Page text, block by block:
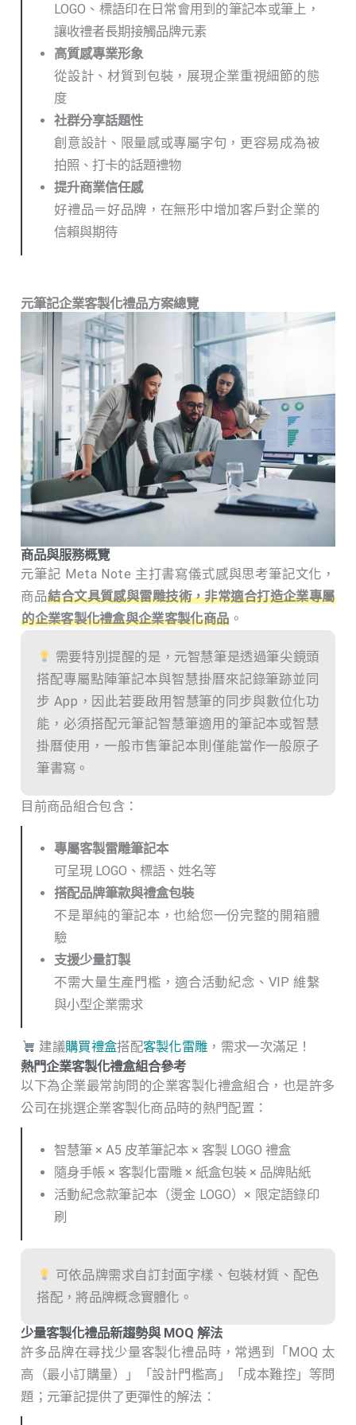
LOGO、標語印在日常會用到的筆記本或筆上，
讓收禮者長期接觸品牌元素
高質感專業形象
從設計、材質到包裝，展現企業重視細節的態
度
社群分享話題性
創意設計、限量感或專屬字句，更容易成為被
拍照、打卡的話題禮物
提升商業信任感
好禮品＝好品牌，在無形中增加客戶對企業的
信賴與期待
元筆記企業客製化禮品方案總覽
商品與服務概覽
元筆記 Meta Note 主打書寫儀式感與思考筆記文化，
商品結合文具質感與雷雕技術，非常適合打造企業專屬
的企業客製化禮盒與企業客製化商品 。
需要特別提醒的是，元智慧筆是透過筆尖鏡頭
搭配專屬點陣筆記本與智慧掛曆來記錄筆跡並同
步 App，因此若要啟用智慧筆的同步與數位化功
能，必須搭配元筆記智慧筆適用的筆記本或智慧
掛曆使用，一般市售筆記本則僅能當作一般原子
筆書寫。
目前商品組合包含：
專屬客製雷雕筆記本
可呈現 LOGO、標語、姓名等
搭配品牌筆款與禮盒包裝
不是單純的筆記本，也給您一份完整的開箱體
驗
支援少量訂製
不需大量生產門檻，適合活動紀念、VIP 維繫
與小型企業需求
建議購買禮盒搭配客製化雷雕 ，需求一次滿足！
熱門企業客製化禮盒組合參考
以下為企業最常詢問的企業客製化禮盒組合，也是許多
公司在挑選企業客製化商品時的熱門配置：
智慧筆 × A5 皮革筆記本 × 客製 LOGO 禮盒
隨身手帳 × 客製化雷雕 × 紙盒包裝 × 品牌貼紙
活動紀念款筆記本（燙金 LOGO）× 限定語錄印
刷
可依品牌需求自訂封面字樣、包裝材質、配色
搭配，將品牌概念實體化。
少量客製化禮品新趨勢與 MOQ 解法
許多品牌在尋找少量客製化禮品時，常遇到「MOQ 太
高（最小訂購量）」「設計門檻高」「成本難控」等問
題；元筆記提供了更彈性的解法：